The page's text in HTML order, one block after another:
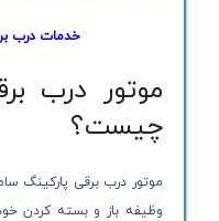
خدمات درب
موتور درب
چیست؟
موتور درب برقی پارکینگ
وظیفه باز و بسته کردن